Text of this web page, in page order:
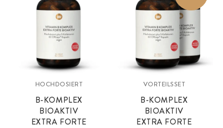
HOCHDOSIERT
B-KOMPLEX
BIOAKTIV
EXTRA FORTE
VORTEILSSET
B-KOMPLEX
BIOAKTIV
EXTRA FORTE